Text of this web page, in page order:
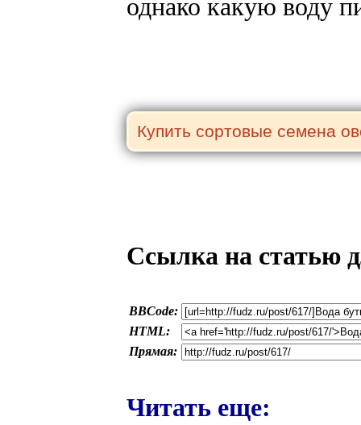
однако какую воду
Ссылка на статью
BBCode:
HTML:
Прямая:
Читать еще: